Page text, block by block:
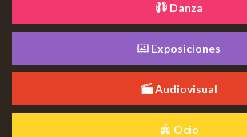
Danza
Exposiciones
Audiovisual
Ocio